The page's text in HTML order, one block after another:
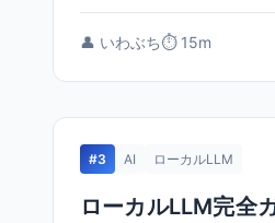
👤 いわぶち⏱️ 15m
#3 AI ローカルLLM
ローカルLLM完全